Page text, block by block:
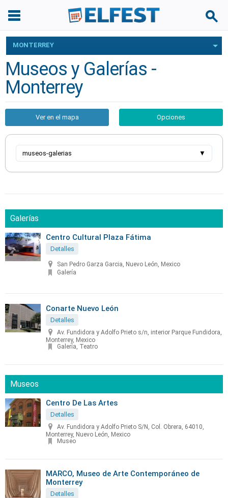
MONTERREY
Museos y Galerías -
Monterrey
Ver en el mapa Opciones
museos-galerias ▼
Galerías
Centro Cultural Plaza Fátima
Detalles
San Pedro Garza Garcia, Nuevo León, Mexico
Galería
Conarte Nuevo León
Detalles
Av. Fundidora y Adolfo Prieto s/n, interior Parque Fundidora,
Monterrey, Mexico
Galería, Teatro
Museos
Centro De Las Artes
Detalles
Av. Fundidora y Adolfo Prieto S/N, Col. Obrera, 64010,
Monterrey, Nuevo León, Mexico
Museo
MARCO, Museo de Arte Contemporáneo de
Monterrey
Detalles